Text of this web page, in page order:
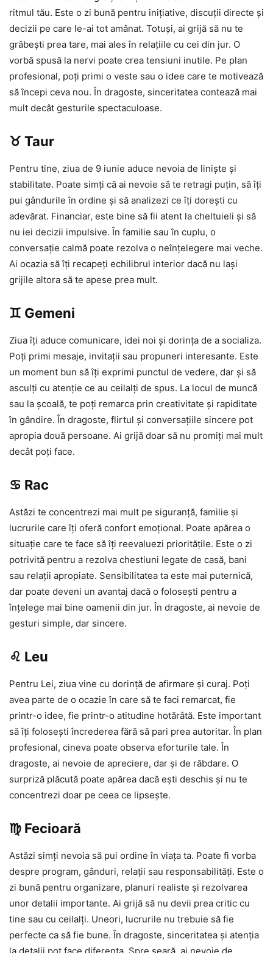
ritmul tău. Este o zi bună pentru inițiative, discuții directe și
decizii pe care le-ai tot amânat. Totuși, ai grijă să nu te
grăbești prea tare, mai ales în relațiile cu cei din jur. O
vorbă spusă la nervi poate crea tensiuni inutile. Pe plan
profesional, poți primi o veste sau o idee care te motivează
să începi ceva nou. În dragoste, sinceritatea contează mai
mult decât gesturile spectaculoase.
♉ Taur
Pentru tine, ziua de 9 iunie aduce nevoia de liniște și
stabilitate. Poate simți că ai nevoie să te retragi puțin, să îți
pui gândurile în ordine și să analizezi ce îți dorești cu
adevărat. Financiar, este bine să fii atent la cheltuieli și să
nu iei decizii impulsive. În familie sau în cuplu, o
conversație calmă poate rezolva o neînțelegere mai veche.
Ai ocazia să îți recapeți echilibrul interior dacă nu lași
grijile altora să te apese prea mult.
♊ Gemeni
Ziua îți aduce comunicare, idei noi și dorința de a socializa.
Poți primi mesaje, invitații sau propuneri interesante. Este
un moment bun să îți exprimi punctul de vedere, dar și să
asculți cu atenție ce au ceilalți de spus. La locul de muncă
sau la școală, te poți remarca prin creativitate și rapiditate
în gândire. În dragoste, flirtul și conversațiile sincere pot
apropia două persoane. Ai grijă doar să nu promiți mai mult
decât poți face.
♋ Rac
Astăzi te concentrezi mai mult pe siguranță, familie și
lucrurile care îți oferă confort emoțional. Poate apărea o
situație care te face să îți reevaluezi prioritățile. Este o zi
potrivită pentru a rezolva chestiuni legate de casă, bani
sau relații apropiate. Sensibilitatea ta este mai puternică,
dar poate deveni un avantaj dacă o folosești pentru a
înțelege mai bine oamenii din jur. În dragoste, ai nevoie de
gesturi simple, dar sincere.
♌ Leu
Pentru Lei, ziua vine cu dorință de afirmare și curaj. Poți
avea parte de o ocazie în care să te faci remarcat, fie
printr-o idee, fie printr-o atitudine hotărâtă. Este important
să îți folosești încrederea fără să pari prea autoritar. În plan
profesional, cineva poate observa eforturile tale. În
dragoste, ai nevoie de apreciere, dar și de răbdare. O
surpriză plăcută poate apărea dacă ești deschis și nu te
concentrezi doar pe ceea ce lipsește.
♍ Fecioară
Astăzi simți nevoia să pui ordine în viața ta. Poate fi vorba
despre program, gânduri, relații sau responsabilități. Este o
zi bună pentru organizare, planuri realiste și rezolvarea
unor detalii importante. Ai grijă să nu devii prea critic cu
tine sau cu ceilalți. Uneori, lucrurile nu trebuie să fie
perfecte ca să fie bune. În dragoste, sinceritatea și atenția